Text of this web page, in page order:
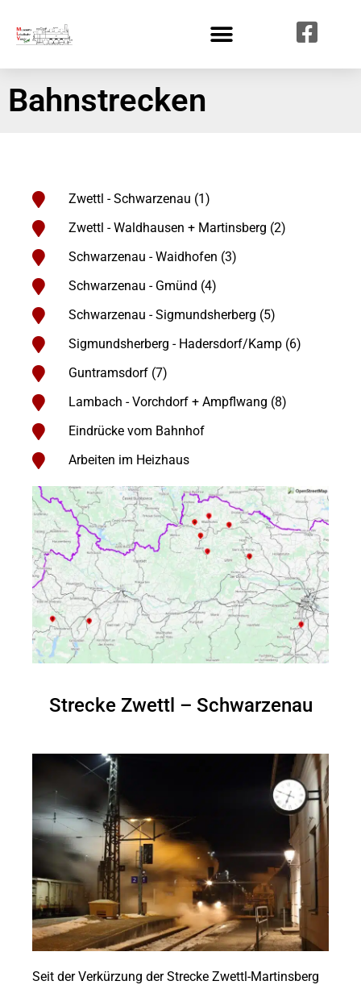
Bahnstrecken
Zwettl - Schwarzenau (1)
Zwettl - Waldhausen + Martinsberg (2)
Schwarzenau - Waidhofen (3)
Schwarzenau - Gmünd (4)
Schwarzenau - Sigmundsherberg (5)
Sigmundsherberg - Hadersdorf/Kamp (6)
Guntramsdorf (7)
Lambach - Vorchdorf + Ampflwang (8)
Eindrücke vom Bahnhof
Arbeiten im Heizhaus
Strecke Zwettl – Schwarzenau
Seit der Verkürzung der Strecke Zwettl-Martinsberg